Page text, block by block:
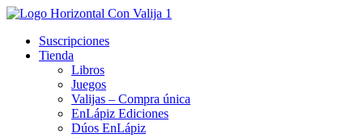
Ir
contenidoSuscripciones
Tienda
Libros
Juegos
Valijas – Compra única
EnLápiz Ediciones
Dúos EnLápiz